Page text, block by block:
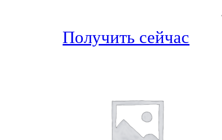
Получить сейчас